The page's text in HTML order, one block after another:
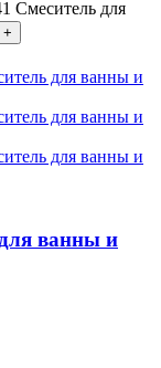
Смеситель для
ванны и